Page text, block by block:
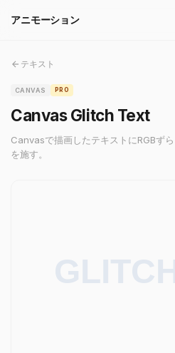
アニモーション
テキスト
CANVAS PRO
Canvas Glitch Text
Canvasで描画したテキストにRGBず
を施す。